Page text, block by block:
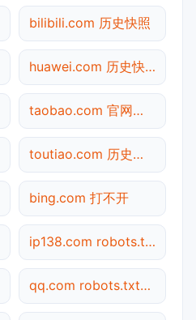
bilibili.com 历史快照
huawei.com 历史快照
taobao.com 官网入口
toutiao.com 历史快照
bing.com 打不开
ip138.com robots.txt检测
qq.com robots.txt检测